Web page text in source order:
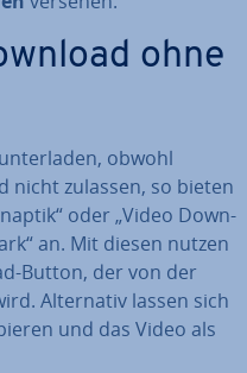
ohne
obwohl
nicht zulassen, so bieten
oder „Video Down­
an. Mit diesen nutzen
Button, der von der
Al­ter­na­tiv lassen sich
und das Video als